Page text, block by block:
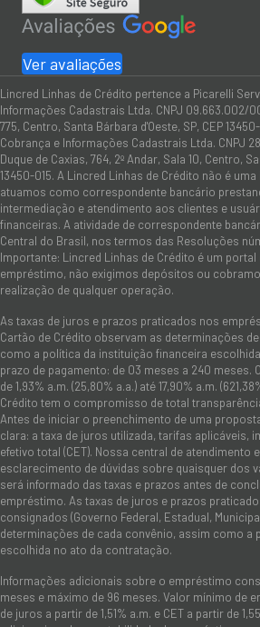
Ver avaliações
Lincred Linhas de Crédito pertence a Picarelli
Informações Cadastrais Ltda. CNPJ 09.663.002/
775, Centro, Santa Bárbara d'Oeste, SP, CEP
Cobrança e Informações Cadastrais Ltda. CNPJ
Duque de Caxias, 764, 2º Andar, Sala 10, Centro,
13450-015. A Lincred Linhas de Crédito não é
atuamos como correspondente bancário
intermediação e atendimento aos clientes e
financeiras. A atividade de correspondente
Central do Brasil, nos termos das Resoluções
Importante: Lincred Linhas de Crédito é um
empréstimo, não exigimos depósitos ou
realização de qualquer operação.
As taxas de juros e prazos praticados nos
Cartão de Crédito observam as determinações
como a política da instituição financeira
prazo de pagamento: de 03 meses a 240 meses.
de 1,93% a.m. (25,80% a.a.) até 17,90% a.m.
Crédito tem o compromisso de total
Antes de iniciar o preenchimento de uma
clara: a taxa de juros utilizada, tarifas aplicáveis,
efetivo total (CET). Nossa central de atendimento
esclarecimento de dúvidas sobre quaisquer dos
será informado das taxas e prazos antes de
empréstimo. As taxas de juros e prazos
consignados (Governo Federal, Estadual,
determinações de cada convênio, assim como a
escolhida no ato da contratação.
Informações adicionais sobre o empréstimo
meses e máximo de 96 meses. Valor mínimo de
de juros a partir de 1,51% a.m. e CET a partir de